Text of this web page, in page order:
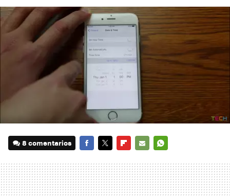
8 comentarios
MAIL